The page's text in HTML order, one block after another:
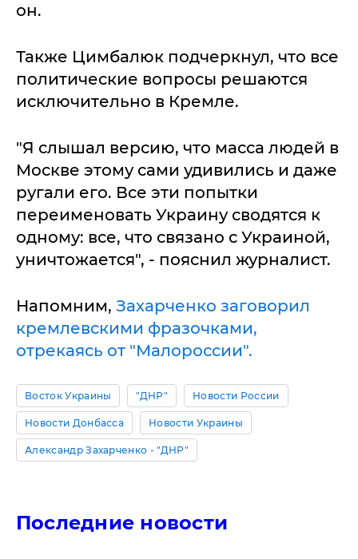
он.
Также Цимбалюк подчеркнул, что все
политические вопросы решаются
исключительно в Кремле.
"Я слышал версию, что масса людей в
Москве этому сами удивились и даже
ругали его. Все эти попытки
переименовать Украину сводятся к
одному: все, что связано с Украиной,
уничтожается", - пояснил журналист.
Напомним, Захарченко заговорил
кремлевскими фразочками,
отрекаясь от "Малороссии".
Восток Украины "ДНР" Новости России
Новости Донбасса Новости Украины
Александр Захарченко - "ДНР"
Последние новости